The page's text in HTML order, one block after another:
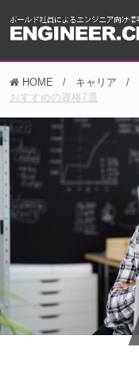
HOME キャリア
おすすめの資格7選